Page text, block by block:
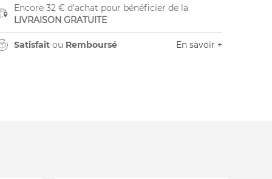
Encore 32 € d'achat pour bénéficier de la
LIVRAISON GRATUITE
Satisfaitou Remboursé En savoir +